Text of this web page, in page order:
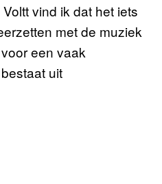
vind ik dat het iets
met de muziek
een vaak
uit